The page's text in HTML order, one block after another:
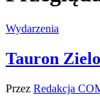
Wydarzenia
Tauron
Przez Redakcja